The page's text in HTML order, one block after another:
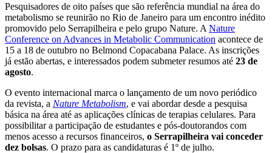
Pesquisadores de oito países que são referência mundial na área do
metabolismo se reunirão no Rio de Janeiro para um encontro inédito
promovido pelo Serrapilheira e pelo grupo Nature. A Nature
Conference on Advances in Metabolic Communication acontece de
15 a 18 de outubro no Belmond Copacabana Palace. As inscrições
já estão abertas, e interessados podem submeter resumos até 23 de
agosto.
O evento internacional marca o lançamento de um novo periódico
da revista, a Nature Metabolism, e vai abordar desde a pesquisa
básica na área até as aplicações clínicas de terapias celulares. Para
possibilitar a participação de estudantes e pós-doutorandos com
menos acesso a recursos financeiros, o Serrapilheira vai conceder
dez bolsas. O prazo para as candidaturas é 1º de julho.